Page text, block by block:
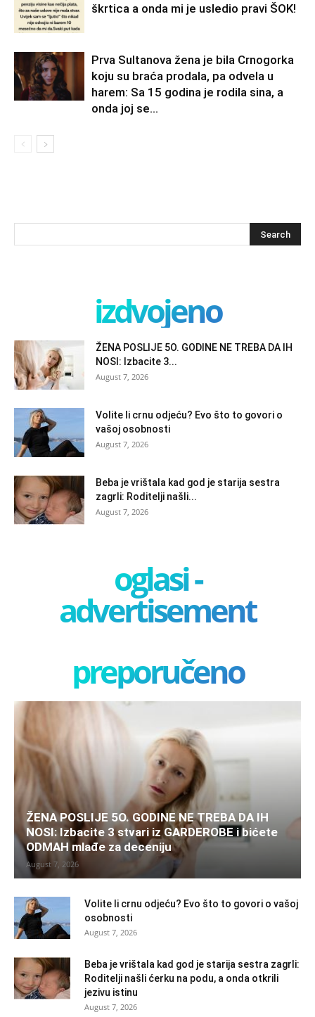
škrtica a onda mi je usledio pravi ŠOK!
Prva Sultanova žena je bila Crnogorka
koju su braća prodala, pa odvela u
harem: Sa 15 godina je rodila sina, a
onda joj se...
izdvojeno
ŽENA POSLIJE 5O. GODINE NE TREBA DA IH
NOSI: Izbacite 3...
August 7, 2026
Volite li crnu odjeću? Evo što to govori o
vašoj osobnosti
August 7, 2026
Beba je vrištala kad god je starija sestra
zagrli: Roditelji našli...
August 7, 2026
oglasi -
advertisement
preporučeno
ŽENA POSLIJE 5O. GODINE NE TREBA DA IH
NOSI: Izbacite 3 stvari iz GARDEROBE i bićete
ODMAH mlađe za deceniju
August 7, 2026
Volite li crnu odjeću? Evo što to govori o vašoj
osobnosti
August 7, 2026
Beba je vrištala kad god je starija sestra zagrli:
Roditelji našli ćerku na podu, a onda otkrili
jezivu istinu
August 7, 2026